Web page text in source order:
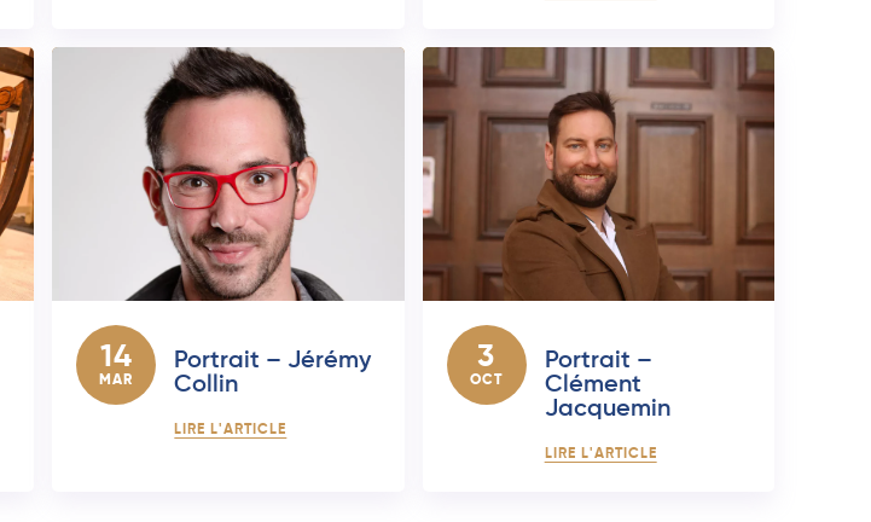
14
MAR
Portrait – Jérémy
Collin
LIRE L'ARTICLE
3
OCT
Portrait –
Clément
Jacquemin
LIRE L'ARTICLE